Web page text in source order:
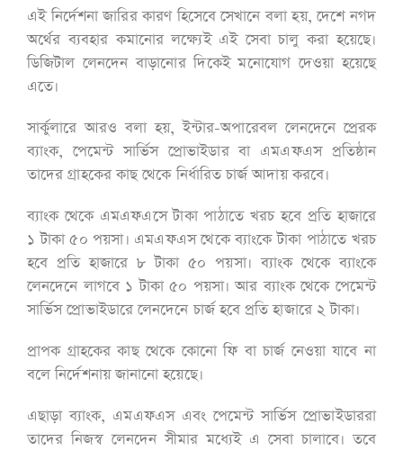
এই নির্দেশনা জারির কারণ হিসেবে সেখানে বলা হয়, দেশে নগদ
অর্থের ব্যবহার কমানোর লক্ষ্যেই এই সেবা চালু করা হয়েছে।
ডিজিটাল লেনদেন বাড়ানোর দিকেই মনোযোগ দেওয়া হয়েছে
এতে।
সার্কুলারে আরও বলা হয়, ইন্টার-অপারেবল লেনদেনে প্রেরক
ব্যাংক, পেমেন্ট সার্ভিস প্রোভাইডার বা এমএফএস প্রতিষ্ঠান
তাদের গ্রাহকের কাছ থেকে নির্ধারিত চার্জ আদায় করবে।
ব্যাংক থেকে এমএফএসে টাকা পাঠাতে খরচ হবে প্রতি হাজারে
১ টাকা ৫০ পয়সা। এমএফএস থেকে ব্যাংকে টাকা পাঠাতে খরচ
হবে প্রতি হাজারে ৮ টাকা ৫০ পয়সা। ব্যাংক থেকে ব্যাংকে
লেনদেনে লাগবে ১ টাকা ৫০ পয়সা। আর ব্যাংক থেকে পেমেন্ট
সার্ভিস প্রোভাইডারে লেনদেনে চার্জ হবে প্রতি হাজারে ২ টাকা।
প্রাপক গ্রাহকের কাছ থেকে কোনো ফি বা চার্জ নেওয়া যাবে না
বলে নির্দেশনায় জানানো হয়েছে।
এছাড়া ব্যাংক, এমএফএস এবং পেমেন্ট সার্ভিস প্রোভাইডাররা
তাদের নিজস্ব লেনদেন সীমার মধ্যেই এ সেবা চালাবে। তবে